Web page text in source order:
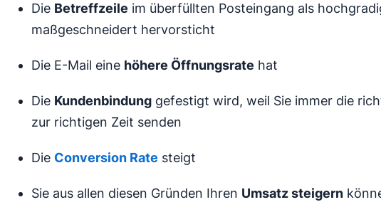
Die Betreffzeile im überfüllten Posteingang als
maßgeschneidert hervorsticht
Die E-Mail eine höhere Öffnungsrate hat
Die Kundenbindung gefestigt wird, weil Sie immer die
zur richtigen Zeit senden
Die Conversion Rate steigt
Sie aus allen diesen Gründen Ihren Umsatz steigern